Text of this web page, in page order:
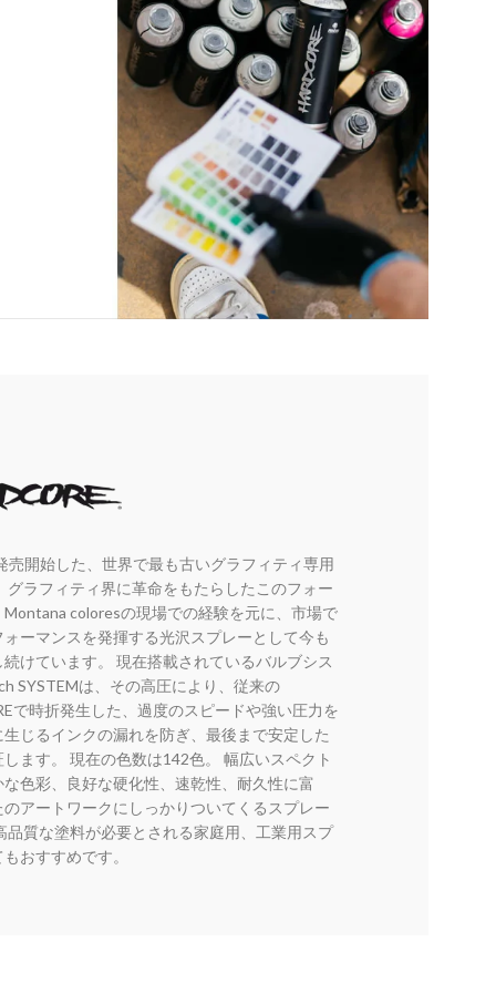
売開始した、世界で最も古いグラフィティ専用
グラフィティ界に革命をもたらしたこのフォー
coloresの現場での経験を元に、市場で
ーマンスを発揮する光沢スプレーとして今も
けています。 現在搭載されているバルブシス
SYSTEMは、その高圧により、従来の
で時折発生した、過度のスピードや強い圧力を
じるインクの漏れを防ぎ、最後まで安定した
ます。 現在の色数は142色。 幅広いスペクト
色彩、良好な硬化性、速乾性、耐久性に富
アートワークにしっかりついてくるスプレー
品質な塗料が必要とされる家庭用、工業用スプ
おすすめです。